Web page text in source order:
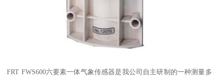
FRT FWS600六要素一体气象传感器是我公司自主研制的一种测量多